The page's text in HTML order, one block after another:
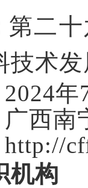
第二
技术
2024年
广西南
http://
机构